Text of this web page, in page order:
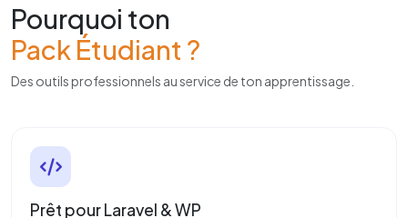
Pourquoi ton
Pack Étudiant ?
Des outils professionnels au service de ton apprentissage.
Prêt pour Laravel & WP